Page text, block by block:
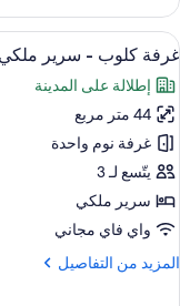
شقة
فاخرة
-
غرف
نوم
استعراض
جميع
صور
غرفة
كلوب
-
سرير
ملكي
10
غرفة كلوب - سرير ملكي
إطلالة على المدينة
44 متر مربع
غرفة نوم واحدة
يتّسع لـ 3
سرير ملكي
واي فاي مجاني
المزيد من التفاصيل
المزيد